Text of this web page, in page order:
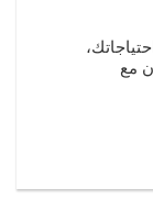
مع